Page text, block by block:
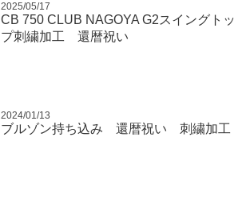
2025/05/17
CB 750 CLUB NAGOYA G2スイングトッ
プ刺繍加工 還暦祝い
2024/01/13
ブルゾン持ち込み 還暦祝い 刺繍加工